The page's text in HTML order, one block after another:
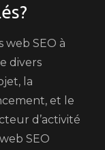
web SEO à
divers
la
et le
d’activité
SEO